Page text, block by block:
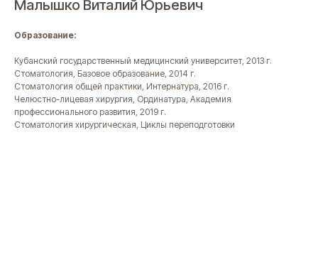
Малышко Виталий Юрьевич
Образование:
Кубанский государственный медицинский университет, 2013 г.
Стоматология, Базовое образование, 2014 г.
Стоматология общей практики, Интернатура, 2016 г.
Челюстно-лицевая хирургия, Ординатура, Академия
профессионального развития, 2019 г.
Стоматология хирургическая, Циклы переподготовки